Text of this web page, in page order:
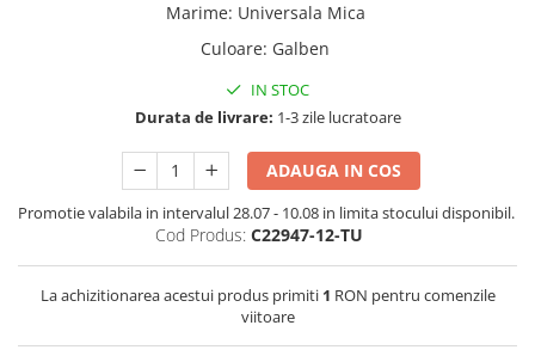
Marime: Universala Mica
Culoare: Galben
IN STOC
Durata de livrare: 1-3 zile lucratoare
ADAUGA IN COS
Promotie valabila in intervalul 28.07 - 10.08 in limita stocului disponibil.
Cod Produs: C22947-12-TU
La achizitionarea acestui produs primiti 1 RON pentru comenzile
viitoare